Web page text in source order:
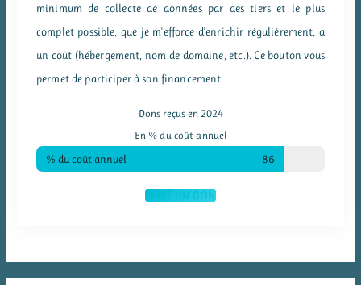
minimum de collecte de données par des tiers et le plus
complet possible, que je m'efforce d'enrichir régulièrement, a
un coût (hébergement, nom de domaine, etc.). Ce bouton vous
permet de participer à son financement.
Dons reçus en 2024
En % du coût annuel
% du coût annuel 86
FAIRE UN DON